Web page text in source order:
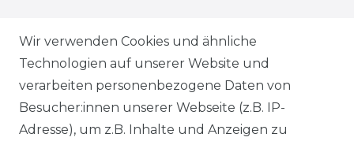
VERSANDARTEN & -KOSTEN
GEWERBETREIBENDE?
Wir verwenden Cookies und ähnliche
Technologien auf unserer Website und
verarbeiten personenbezogene Daten von
Besucher:innen unserer Webseite (z.B. IP-
Adresse), um z.B. Inhalte und Anzeigen zu